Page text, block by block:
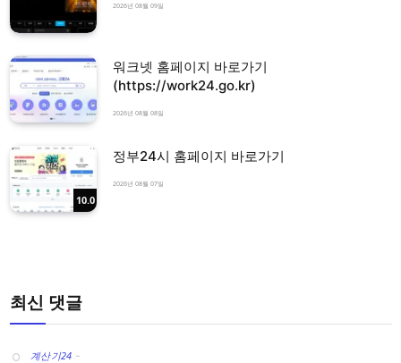
2026년 08월 09일
워크넷 홈페이지 바로가기
(https://work24.go.kr)
2026년 08월 08일
10.0
정부24시 홈페이지 바로가기
2026년 08월 07일
최신 댓글
계산기24 -